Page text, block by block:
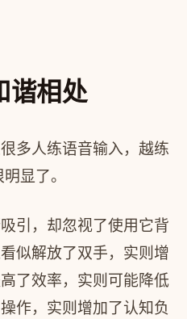
谐相处
多人练语音输入，越练
显了。
引，却忽视了使用它背
似解放了双手，实则增
了效率，实则可能降低
作，实则增加了认知负